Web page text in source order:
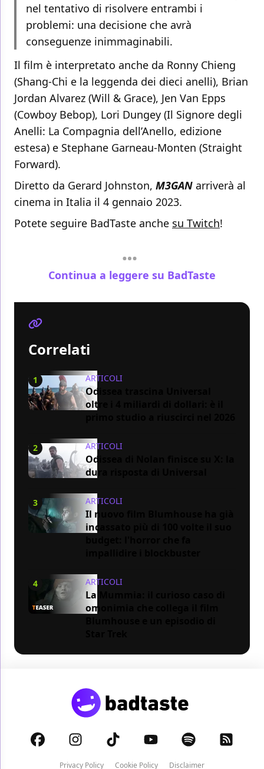
nel tentativo di risolvere entrambi i
problemi: una decisione che avrà
conseguenze inimmaginabili.
Il film è interpretato anche da Ronny Chieng
(Shang-Chi e la leggenda dei dieci anelli), Brian
Jordan Alvarez (Will & Grace), Jen Van Epps
(Cowboy Bebop), Lori Dungey (Il Signore degli
Anelli: La Compagnia dell’Anello, edizione
estesa) e Stephane Garneau-Monten (Straight
Forward).
Diretto da Gerard Johnston, M3GAN arriverà al
cinema in Italia il 4 gennaio 2023.
Potete seguire BadTaste anche su Twitch!
Continua a leggere su BadTaste
Correlati
1 ARTICOLI
Odissea trascina Universal
oltre i 4 miliardi di dollari: è il
2 ARTICOLI
Odissea di Nolan finisce su X: la
dura risposta di Universal
3 ARTICOLI
Il nuovo film Blumhouse ha già
incassato più di 100 volte il suo
4 ARTICOLI
La Mummia: il curioso caso di
omonimia che collega il film
Privacy Policy Cookie Policy Disclaimer